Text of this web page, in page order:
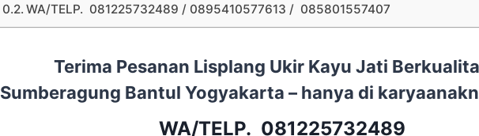
WA/TELP. 081225732489 / 0895410577613 / 085801557407
Terima Pesanan Lisplang Ukir Kayu Jati
Sumberagung Bantul Yogyakarta – hanya di
WA/TELP. 081225732489